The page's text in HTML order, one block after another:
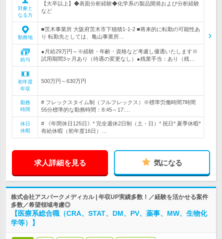
対象と
なる方
【大卒以上】◆表面分析経験◆化学系の製品開発および分析経験
など
勤務地
■茨木事業所 大阪府茨木市下穂積1-1-2 ■将来的に転勤の可能性あ
り 転勤先としては、亀山事業所…
給与
●月給29万円～※経験・年齢・資格など考慮し優遇いたします※
試用期間3ヶ月あり（待遇の変更なし）●残業手当：あり（残…
初年度
年収
500万円～630万円
勤務
時間
# フレックスタイム制（フルフレックス）※標準労働時間7時間
55分標準的な勤務時間：8:45～17:…
休日
休暇
# 《年間休日125日》* 完全週休2日制（土・日）* 祝日* 夏季休暇*
有給休暇（初年度16日）…
求人詳細を見る 気になる
株式会社アスパークメディカル | 年収UP実績多数！／経験を活かせる案件
多数／希望領域考慮◎
【医療系総合職（CRA、STAT、DM、PV、薬事、MW、生物化
学等）】